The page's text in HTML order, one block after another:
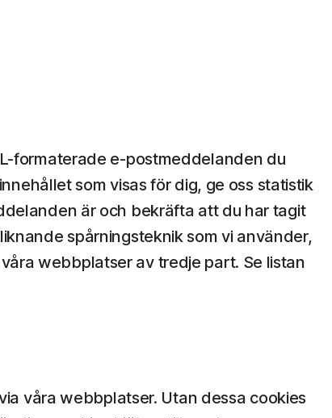
formaterade e-postmeddelanden du
som visas för dig, ge oss statistik
är och bekräfta att du har tagit
spårningsteknik som vi använder,
webbplatser av tredje part. Se listan
våra webbplatser. Utan dessa cookies